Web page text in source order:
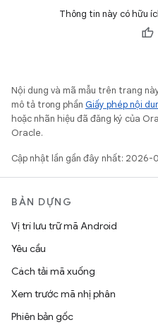
Thông tin này có hữu
Nội dung và mã mẫu trên trang
mô tả trong phần Giấy phép nội
hoặc nhãn hiệu đã đăng ký của
Oracle.
Cập nhật lần gần đây nhất: 2026-
BẢN DỰNG
Vị trí lưu trữ mã Android
Yêu cầu
Cách tải mã xuống
Xem trước mã nhị phân
Phiên bản gốc